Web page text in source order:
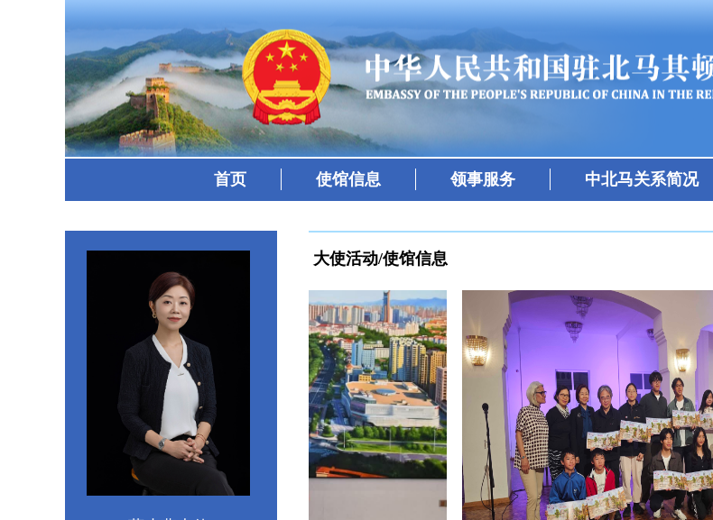
首页 使馆信息 领事服务 中北马关系简况
大使活动/使馆信息